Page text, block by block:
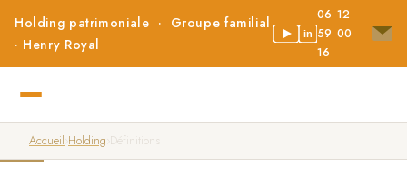
Holding patrimoniale · Groupe familial
· Henry Royal
in
06 12
59 00
16
Accueil Holding Définitions